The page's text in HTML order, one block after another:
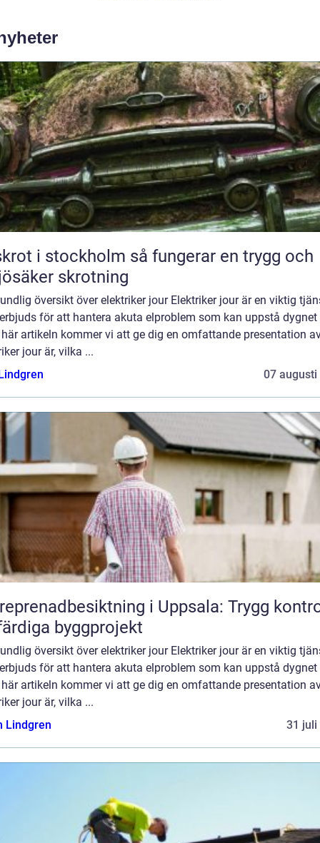
stockholm så fungerar en trygg och
skrotning
översikt över elektriker jour Elektriker jour är en viktig
för att hantera akuta elproblem som kan uppstå dygnet
här artikeln kommer vi att ge dig en omfattande presentation
jour är, vilka ...
07 augusti
i Uppsala: Trygg
byggprojekt
översikt över elektriker jour Elektriker jour är en viktig
för att hantera akuta elproblem som kan uppstå dygnet
här artikeln kommer vi att ge dig en omfattande presentation
jour är, vilka ...
Lindgren
31 juli